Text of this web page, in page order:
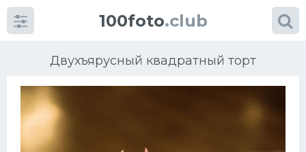
100foto.club
Двухъярусный квадратный торт